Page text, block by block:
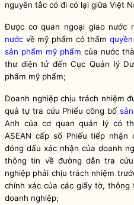
nguyên tắc có đi có lại giữa Việt
Được cơ quan ngoại giao nước
nước về mỹ phẩm có thẩmquyền
sản phẩm mỹ phẩm của nước
thư điện tử đến Cục Quản lý
phẩm mỹ phẩm;
Doanh nghiệp chịu trách nhiệm
quả tự tra cứu Phiếu công bố
Anh của cơ quan quản lý có
ASEAN cấp số Phiếu tiếp nhận
đóng dấu xác nhận của doanh
thông tin về đường dẫn tra
nghiệp phải chịu trách nhiệm
chính xác của các giấy tờ,
doanh nghiệp;